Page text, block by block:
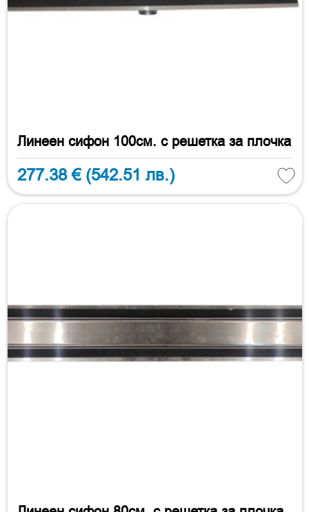
Линеен сифон 100см. с решетка за плочка
277.38 € (542.51 лв.)